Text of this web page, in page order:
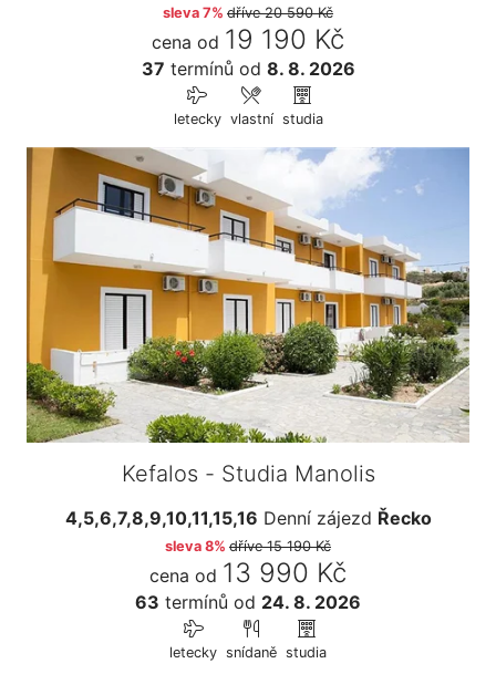
sleva 7% dříve20 590 Kč
cena od 19 190 Kč
37 termínů od 8. 8. 2026
letecky vlastní studia
Kefalos - Studia Manolis
4,5,6,7,8,9,10,11,15,16 Denní zájezd Řecko
sleva 8% dříve15 190 Kč
cena od 13 990 Kč
63 termínů od 24. 8. 2026
letecky snídaně studia